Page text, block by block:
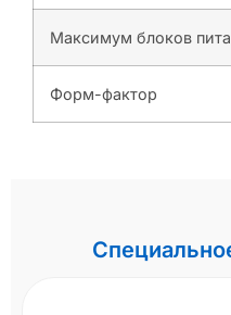
Максимум блоков
Форм-фактор